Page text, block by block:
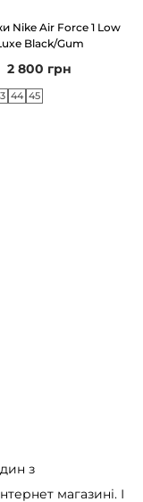
Nike Air Force 1 Low
Black/Gum
2 800 грн
44 45
з
магазині. І